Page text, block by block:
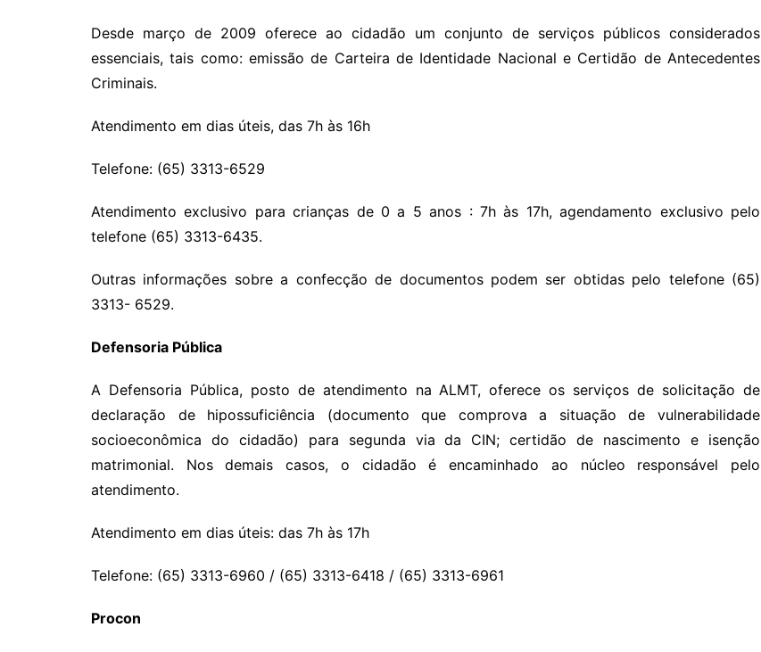
Desde março de 2009 oferece ao cidadão um conjunto de serviços públicos considerados
essenciais, tais como: emissão de Carteira de Identidade Nacional e Certidão de Antecedentes
Criminais.
Atendimento em dias úteis, das 7h às 16h
Telefone: (65) 3313-6529
Atendimento exclusivo para crianças de 0 a 5 anos : 7h às 17h, agendamento exclusivo pelo
telefone (65) 3313-6435.
Outras informações sobre a confecção de documentos podem ser obtidas pelo telefone (65)
3313- 6529.
Defensoria Pública
A Defensoria Pública, posto de atendimento na ALMT, oferece os serviços de solicitação de
declaração de hipossuficiência (documento que comprova a situação de vulnerabilidade
socioeconômica do cidadão) para segunda via da CIN; certidão de nascimento e isenção
matrimonial. Nos demais casos, o cidadão é encaminhado ao núcleo responsável pelo
atendimento.
Atendimento em dias úteis: das 7h às 17h
Telefone: (65) 3313-6960 / (65) 3313-6418 / (65) 3313-6961
Procon